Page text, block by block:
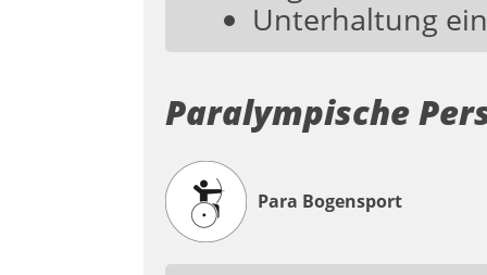
Unterhaltung
Paralympische
Para Bogensport